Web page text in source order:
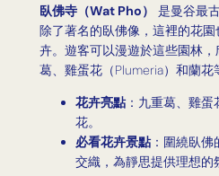
臥佛寺（Wat Pho）
是曼谷最
除了著名的臥佛像，這裡的花
卉。遊客可以漫遊於這些園林
葛、雞蛋花（Plumeria）和蘭花
花卉亮點：九重葛、雞蛋
花。
必看花卉景點：圍繞臥佛
交織，為靜思提供理想的